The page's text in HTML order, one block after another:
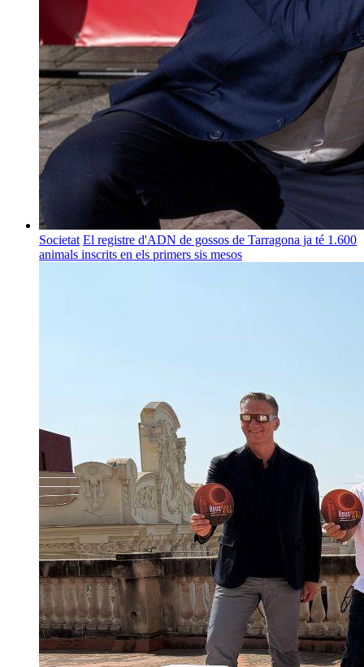
Societat El registre d'ADN de gossos de Tarragona ja té 1.600
animals inscrits en els primers sis mesos